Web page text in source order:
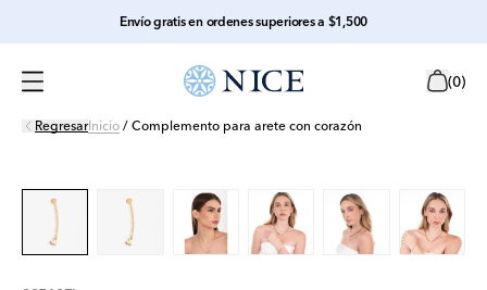
Envío gratis en ordenes superiores a $1,500
(0)
RegresarInicio / Complemento para arete con corazón